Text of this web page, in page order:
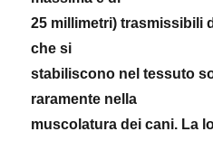
25 millimetri) trasmissibili
che si
stabiliscono nel tessuto
raramente nella
muscolatura dei cani. La